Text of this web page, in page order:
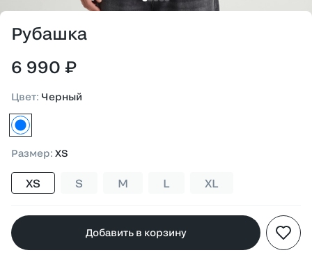
Рубашка
6 990 ₽
Цвет: Черный
черный
Размер: XS
XS S M L XL
Добавить в корзину